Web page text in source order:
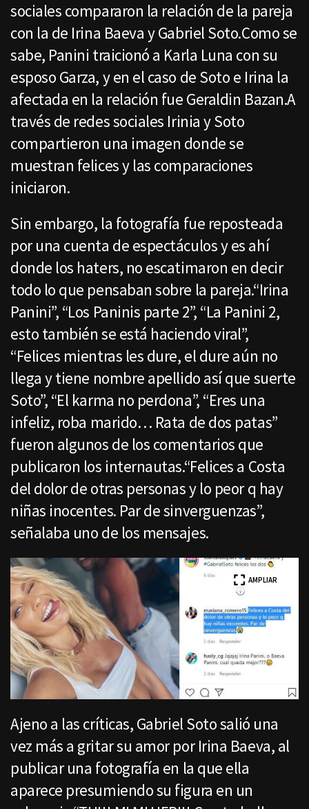
sociales compararon la relación de la pareja
con la de Irina Baeva y Gabriel Soto.Como se
sabe, Panini traicionó a Karla Luna con su
esposo Garza, y en el caso de Soto e Irina la
afectada en la relación fue Geraldin Bazan.A
través de redes sociales Irinia y Soto
compartieron una imagen donde se
muestran felices y las comparaciones
iniciaron.
Sin embargo, la fotografía fue reposteada
por una cuenta de espectáculos y es ahí
donde los haters, no escatimaron en decir
todo lo que pensaban sobre la pareja.“Irina
Panini”, “Los Paninis parte 2”, “La Panini 2,
esto también se está haciendo viral”,
“Felices mientras les dure, el dure aún no
llega y tiene nombre apellido así que suerte
Soto”, “El karma no perdona”, “Eres una
infeliz, roba marido… Rata de dos patas”
fueron algunos de los comentarios que
publicaron los internautas.“Felices a Costa
del dolor de otras personas y lo peor q hay
niñas inocentes. Par de sinverguenzas”,
señalaba uno de los mensajes.
AMPLIAR
Ajeno a las críticas, Gabriel Soto salió una
vez más a gritar su amor por Irina Baeva, al
publicar una fotografía en la que ella
aparece presumiendo su figura en un